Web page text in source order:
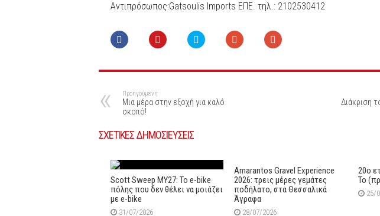
Αντιπρόσωπος:Gatsoulis Imports ΕΠΕ. τηλ.: 2102530412
Προηγούμενη
Μια μέρα στην εξοχή για καλό
σκοπό!
Διάκριση
ΣΧΕΤΙΚΕΣ ΔΗΜΟΣΙΕΥΣΕΙΣ
Scott Sweep MY27: Το e-bike
πόλης που δεν θέλει να μοιάζει
με e-bike
31/07/2026
Amarantos Gravel Experience
2026: τρεις μέρες γεμάτες
ποδήλατο, στα Θεσσαλικά
Άγραφα
28/07/2026
20ο
Το
25/